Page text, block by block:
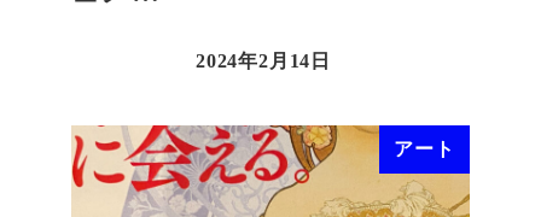
2024年2月14日
アート